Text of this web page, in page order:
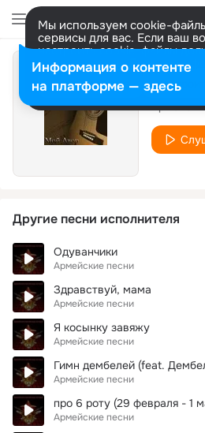
Мы используем cookie-
сервисы для вас. Если ваш
настроить cookie-файлы
представитель. Больше
Разрешить все Настроить
Другие песни исполнителя
Одуванчики
Армейские песни
Здравствуй, мама
Армейские песни
Я косынку завяжу
Армейские песни
Гимн дембелей (feat.
Армейские песни
Армейские песни
Информация о контенте
на платформе — здесь